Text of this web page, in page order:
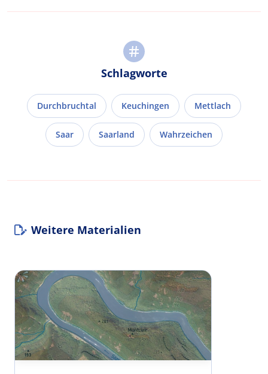
Schlagworte
Durchbruchtal Keuchingen Mettlach
Saar Saarland Wahrzeichen
Weitere Materialien